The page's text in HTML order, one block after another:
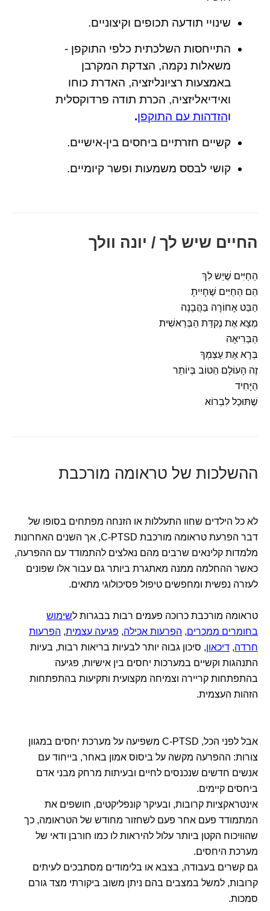
שינויי תודעה תכופים וקיצוניים.
התייחסות השלכתית כלפי התוקפן -
משאלות נקמה, הצדקת המקרבן
באמצעות רציונליזציה, האדרת כוחו
ואידיאליזציה, הכרת תודה פרדוקסלית
והזדהות עם התוקפן.
קשיים חזרתיים ביחסים בין-אישיים.
קושי לבסס משמעות ופשר קיומיים.
החיים שיש לך / יונה וולך
הַחַיִּים שֶׁיֵש לִךְ
הֵם הַחַיִּים שֶׁחָיִיתָ
הַבַּט אָחוֹרָה בַּהֲבָנָה
מְצָא אֶת נְקִדַּת הַבְּרֵאשִׁית
הַבְּרִיאָה
בְּרָא אֶת עַצְמְךָ
זֶה הָעוֹלָם הַטוֹב בְּיוֹתֵר
הַיָּחִיד
שֶׁתּוּכַל לִבְרוֹא
ההשלכות של טראומה מורכבת
לא כל הילדים שחוו התעללות או הזנחה מפתחים בסופו של
דבר הפרעת טראומה מורכבת C-PTSD, אך השנים האחרונות
מלמדות קלינאים שרבים מהם נאלצים להתמודד עם ההפרעה,
כאשר ההחלמה ממנה מאתגרת ביותר גם עבור אלו שפונים
לעזרה נפשית ומחפשים טיפול פסיכולוגי מתאים.
טראומה מורכבת כרוכה פעמים רבות בבגרות לשימוש
בחומרים ממכרים, הפרעות אכילה, פגיעה עצמית, הפרעות
חרדה, דיכאון, סיכון גבוה יותר לבעיות בריאות רבות, בעיות
התנהגות וקשיים במערכות יחסים בין אישיות, פגיעה
בהתפתחות קריירה וצמיחה מקצועית ותקיעות בהתפתחות
הזהות העצמית.
אבל לפני הכל, C-PTSD משפיעה על מערכת יחסים במגוון
צורות: ההפרעה מקשה על ביסוס אמון באחר, בייחוד עם
אנשים חדשים שנכנסים לחיים ובעיתות מרחק מבני אדם
ביחסים קיימים.
אינטראקציות קרובות, ובעיקר קונפליקטים, חושפים את
המתמודד פעם אחר פעם לשחזור מחודש של הטראומה, כך
שהוויכוח הקטן ביותר עלול להיראות לו כמו חורבן ודאי של
מערכת היחסים.
גם קשרים בעבודה, בצבא או בלימודים מסתבכים לעיתים
קרובות, למשל במצבים בהם ניתן משוב ביקורתי מצד גורם
סמכות.